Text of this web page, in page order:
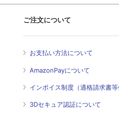
ご注文について
お支払い方法について
AmazonPayについて
インボイス制度（適格請求書
3Dセキュア認証について